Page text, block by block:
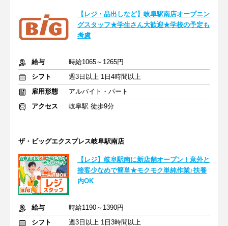
【レジ・品出しなど】岐阜駅南店オープニン
グスタッフ★学生さん大歓迎★学校の予定も
考慮
給与
時給1065～1265円
シフト
週3日以上 1日4時間以上
雇用形態
アルバイト・パート
アクセス
岐阜駅 徒歩9分
ザ・ビッグエクスプレス岐阜駅南店
【レジ】岐阜駅南に新店舗オープン！意外と
接客少なめで簡単★モクモク単純作業♪扶養
内OK
給与
時給1190～1390円
シフト
週3日以上 1日3時間以上